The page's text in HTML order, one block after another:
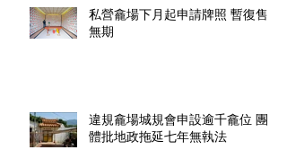
私營龕場下月起申請牌照 暫復售
無期
違規龕場城規會申設逾千龕位 團
體批地政拖延七年無執法